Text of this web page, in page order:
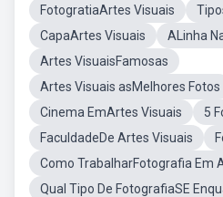
FotogratiaArtes Visuais
CapaArtes Visuais
ALinha
Artes VisuaisFamosas
Artes Visuais asMelhores Fotos
Cinema EmArtes Visuais
5
FaculdadeDe Artes Visuais
Como TrabalharFotografia Em
Qual Tipo De FotografiaSE